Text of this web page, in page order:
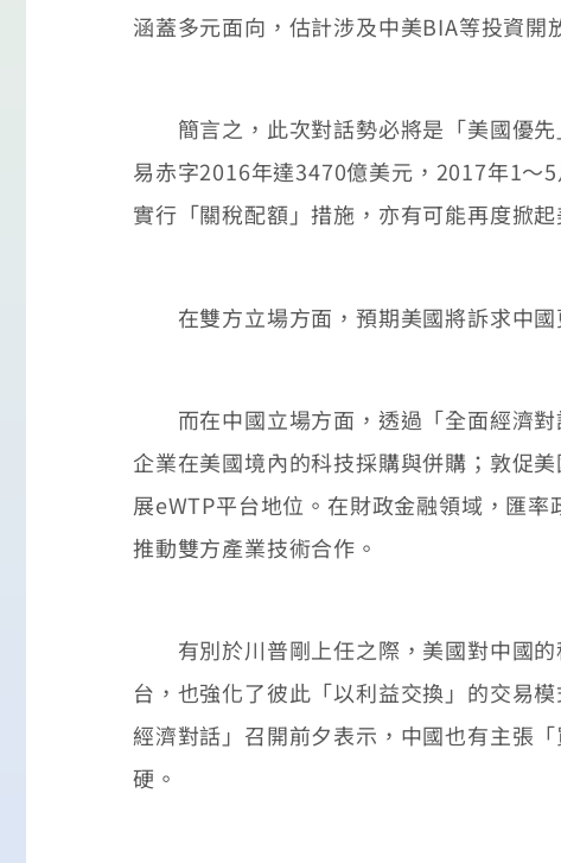
涵蓋多元面向，估計涉及中美BIA等投資開
簡言之，此次對話勢必將是「美國優先
易赤字2016年達3470億美元，2017年1～
實行「關稅配額」措施，亦有可能再度掀
在雙方立場方面，預期美國將訴求中國
而在中國立場方面，透過「全面經濟對
企業在美國境內的科技採購與併購；敦促
展eWTP平台地位。在財政金融領域，匯
推動雙方產業技術合作。
有別於川普剛上任之際，美國對中國的
台，也強化了彼此「以利益交換」的交易
經濟對話」召開前夕表示，中國也有主張
硬。